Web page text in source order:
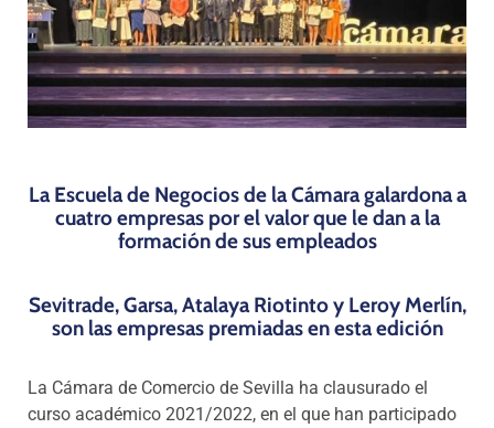
La Escuela de Negocios de la Cámara galardona a
cuatro empresas por el valor que le dan a la
formación de sus empleados
Sevitrade, Garsa, Atalaya Riotinto y Leroy Merlín,
son las empresas premiadas en esta edición
La Cámara de Comercio de Sevilla ha clausurado el
curso académico 2021/2022, en el que han participado